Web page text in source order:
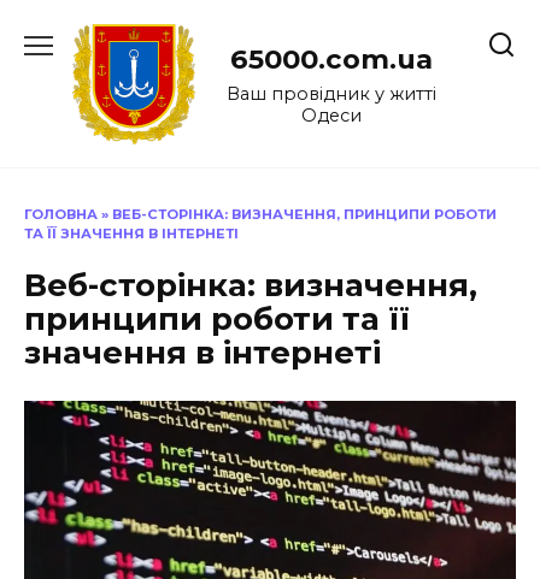
до
65000.com.ua
Ваш провідник у житті
Одеси
ГОЛОВНА » ВЕБ-СТОРІНКА: ВИЗНАЧЕННЯ, ПРИНЦИПИ РОБОТИ
ТА ЇЇ ЗНАЧЕННЯ В ІНТЕРНЕТІ
Веб-сторінка: визначення,
принципи роботи та її
значення в інтернеті